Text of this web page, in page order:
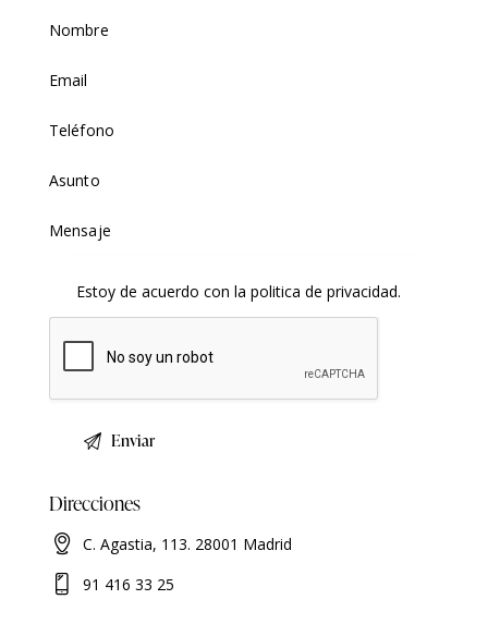
Estoy de acuerdo con lapolitica de privacidad.
Direcciones
C. Agastia, 113. 28001 Madrid
91 416 33 25